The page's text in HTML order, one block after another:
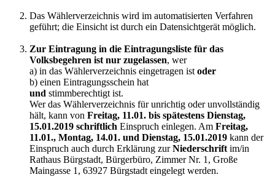
Das Wählerverzeichnis wird im automatisierten Verfahren
geführt; die Einsicht ist durch ein Datensichtgerät möglich.
Zur Eintragung in die Eintragungsliste für das
Volksbegehren ist nur zugelassen, wer
a) in das Wählerverzeichnis eingetragen ist oder
b) einen Eintragungsschein hat
und stimmberechtigt ist.
Wer das Wählerverzeichnis für unrichtig oder unvollständig
hält, kann von Freitag, 11.01. bis spätestens Dienstag,
15.01.2019 schriftlich Einspruch einlegen. Am Freitag,
11.01., Montag, 14.01. und Dienstag, 15.01.2019 kann der
Einspruch auch durch Erklärung zurNiederschrift im/in
Rathaus Bürgstadt, Bürgerbüro, Zimmer Nr. 1, Große
Maingasse 1, 63927 Bürgstadt eingelegt werden.